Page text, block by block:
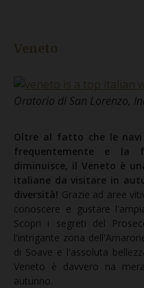
Oratorio di San Lorenzo,
Oltre al fatto che le
frequentemente e la
diminuisce, il Veneto è
italiane da visitare in
diversità! Grazie ad aree
conoscere e gustare
Scopri i segreti del
l'intrigante zona
di Soave e l'assoluta
Veneto è davvero na
autunno.